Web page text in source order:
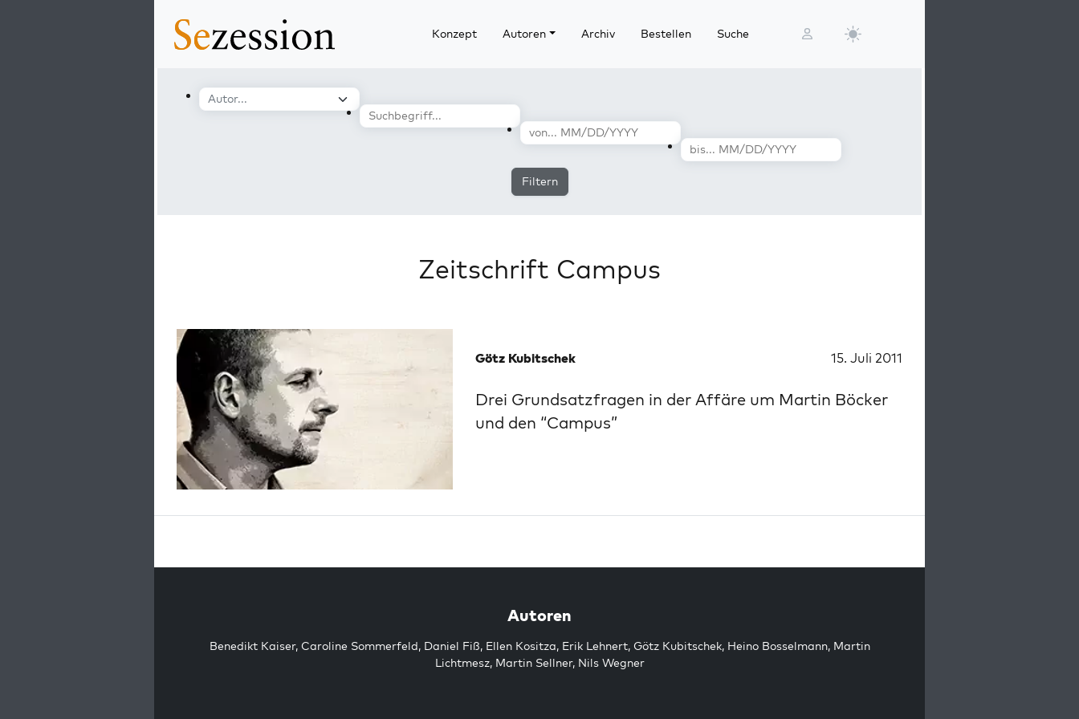
Konzept Autoren Archiv Bestellen Suche
Filtern
Zeitschrift Campus
Götz Kubitschek 15. Juli 2011
Drei Grundsatzfragen in der Affäre um Martin Böcker
und den “Campus”
Autoren
Benedikt Kaiser, Caroline Sommerfeld, Daniel Fiß, Ellen Kositza, Erik Lehnert, Götz Kubitschek, Heino Bosselmann, Martin
Lichtmesz, Martin Sellner, Nils Wegner